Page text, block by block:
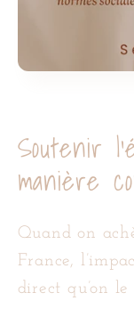
Soutenir
manière
Quand on
France,
direct qu’on le